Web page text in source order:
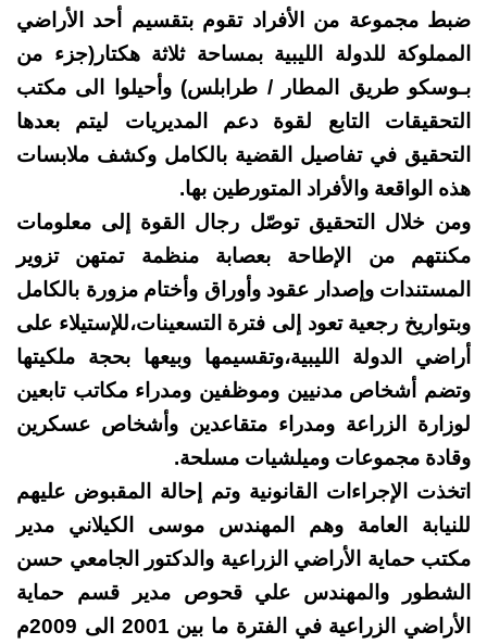
ضبط مجموعة من الأفراد تقوم بتقسيم أحد الأراضي
المملوكة للدولة الليبية بمساحة ثلاثة هكتار(جزء من
بـوسكو طريق المطار / طرابلس) وأحيلوا الى مكتب
التحقيقات التابع لقوة دعم المديريات ليتم بعدها
التحقيق في تفاصيل القضية بالكامل وكشف ملابسات
هذه الواقعة والأفراد المتورطين بها.
ومن خلال التحقيق توصّل رجال القوة إلى معلومات
مكنتهم من الإطاحة بعصابة منظمة تمتهن تزوير
المستندات وإصدار عقود وأوراق وأختام مزورة بالكامل
وبتواريخ رجعية تعود إلى فترة التسعينات،للإستيلاء على
أراضي الدولة الليبية،وتقسيمها وبيعها بحجة ملكيتها
وتضم أشخاص مدنيين وموظفين ومدراء مكاتب تابعين
لوزارة الزراعة ومدراء متقاعدين وأشخاص عسكرين
وقادة مجموعات وميلشيات مسلحة.
اتخذت الإجراءات القانونية وتم إحالة المقبوض عليهم
للنيابة العامة وهم المهندس موسى الكيلاني مدير
مكتب حماية الأراضي الزراعية والدكتور الجامعي حسن
الشطور والمهندس علي قحوص مدير قسم حماية
الأراضي الزراعية في الفترة ما بين 2001 الى 2009م